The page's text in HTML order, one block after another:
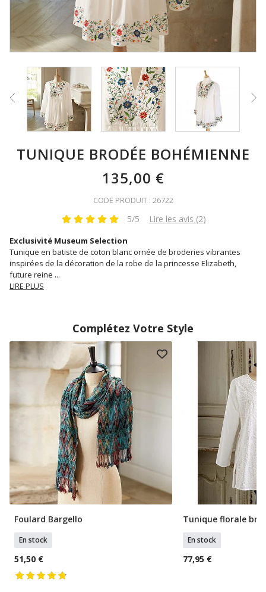
TUNIQUE BRODÉE BOHÉMIENNE
135,00 €
CODE PRODUIT : 26722
5/5 Lire les avis (2)
Exclusivité Museum Selection
Tunique en batiste de coton blanc ornée de broderies vibrantes
inspirées de la décoration de la robe de la princesse Elizabeth,
future reine ...
LIRE PLUS
Complétez Votre Style
Foulard Bargello
En stock
51,50 €
Tunique florale
En stock
77,95 €